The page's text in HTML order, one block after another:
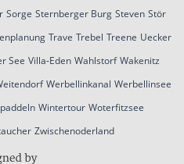
Sorge Sternberger Burg Steven Stör
Trave Trebel Treene Uecker
See Villa-Eden Wahlstorf Wakenitz
Werbellinkanal Werbellinsee
Wintertour Woterfitzsee
Zwischenoderland